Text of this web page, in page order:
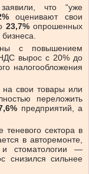
что “уже
оценивают свои
23,7%опрошенных
с повышением
вырос с 20% до
налогообложения
свои товары или
переложить
предприятий, а
сектора в
в авторемонте,
и стоматологии —
снизился сильнее